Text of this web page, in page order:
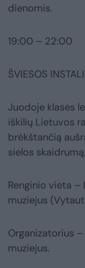
dienomis.
19:00 – 22:00
ŠVIESOS
Juodoje klasės
iškilių Lietuvos
brėkštančią
sielos
Renginio vieta
muziejus
Organizatorius
muziejus.